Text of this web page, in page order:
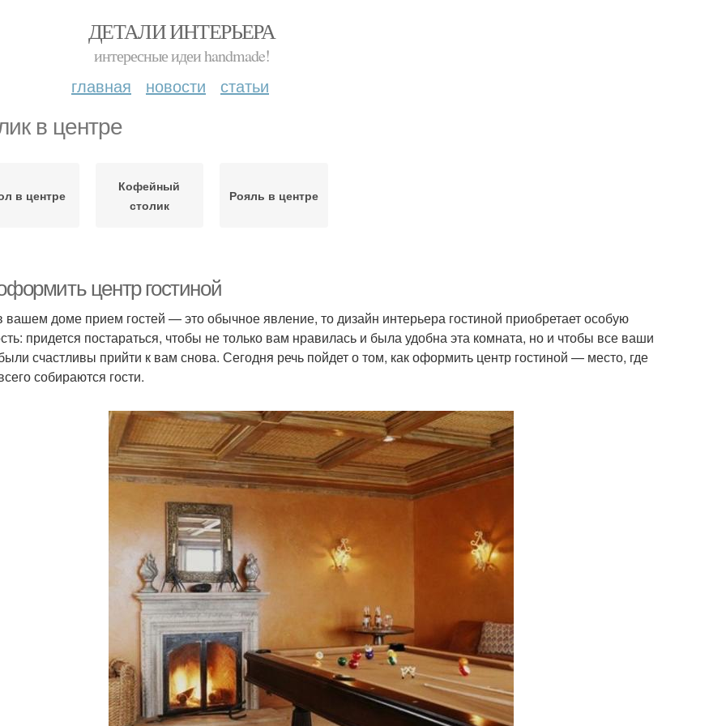
ДЕТАЛИ ИНТЕРЬЕРА
интересные идеи handmade!
главная новости статьи
в центре
в центре
Кофейный
столик
Рояль в центре
центр гостиной
вашем доме прием гостей — это обычное явление, то дизайн интерьера гостиной приобретает особую
придется постараться, чтобы не только вам нравилась и была удобна эта комната, но и чтобы все ваши
счастливы прийти к вам снова. Сегодня речь пойдет о том, как оформить центр гостиной — место, где
собираются гости.